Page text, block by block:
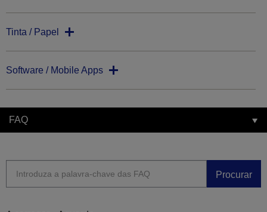
Tinta / Papel
Software / Mobile Apps
FAQ
Procurar